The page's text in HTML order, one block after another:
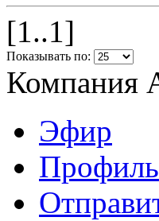
[1..1]
Показывать по:
Компания
Эфир
Профиль